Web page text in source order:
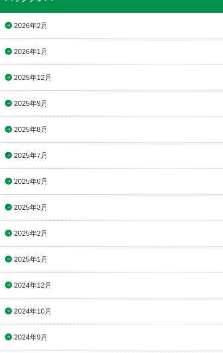
2026年2月
2026年1月
2025年12月
2025年9月
2025年8月
2025年7月
2025年6月
2025年3月
2025年2月
2025年1月
2024年12月
2024年10月
2024年9月